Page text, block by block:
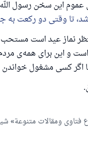
عموم این سخن رسول
تا وقتی دو رکعت به
نماز عید است مستحب
است و این برای همه‌ی
اگر کسی مشغول
ومقالات متنوعة» شیخ
به سوی خیری